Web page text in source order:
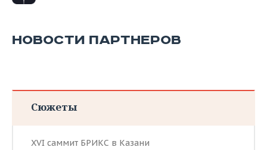
НОВОСТИ ПАРТНЕРОВ
Сюжеты
XVI саммит БРИКС в Казани